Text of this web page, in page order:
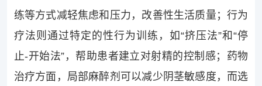
练等方式减轻焦虑和压力，改善性生活质量；行为
疗法则通过特定的性行为训练，如“挤压法”和“停
止-开始法”，帮助患者建立对射精的控制感；药物
治疗方面，局部麻醉剂可以减少阴茎敏感度，而选